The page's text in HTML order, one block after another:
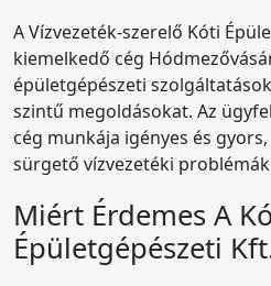
A Vízvezeték-szerelő Kóti
kiemelkedő cég
épületgépészeti
szintű megoldásokat. Az
cég munkája igényes és
sürgető vízvezetéki
Miért Érdemes A
Épületgépészeti